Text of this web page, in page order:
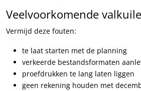
Veelvoorkomende
Vermijd deze fouten:
te laat starten met de planning
verkeerde bestandsformaten
proefdrukken te lang laten liggen
geen rekening houden met